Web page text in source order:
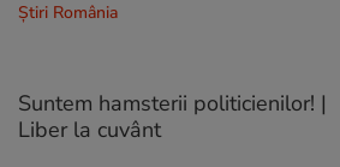
Știri România
Suntem hamsterii politicienilor! |
Liber la cuvânt